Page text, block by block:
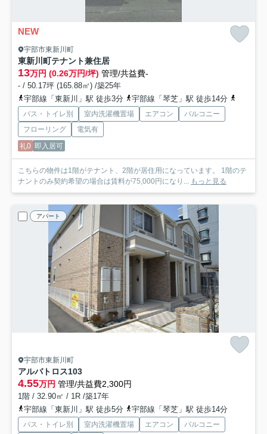
NEW
宇部市東新川町
東新川町テナント兼住居
13万円 (0.26万円/坪) 管理/共益費-
- / 50.17坪 (165.88㎡) /築25年
宇部線「東新川」駅 徒歩3分
宇部線「琴芝」駅 徒歩14分
バス・トイレ別 室内洗濯機置場 エアコン
バルコニー
フローリング
電気有
礼0 即入居可
こちらの物件は1階がテナント、2階が居住用になっています。 1階のテ
ナントのみ契約希望の場合は賃料が75,000円になり... もっと見る
アパート
宇部市東新川町
アルバトロス103
4.55万円 管理/共益費2,300円
1階 / 32.90㎡ / 1R /築17年
宇部線「東新川」駅 徒歩5分
宇部線「琴芝」駅 徒歩14分
バス・トイレ別 室内洗濯機置場 エアコン
バルコニー